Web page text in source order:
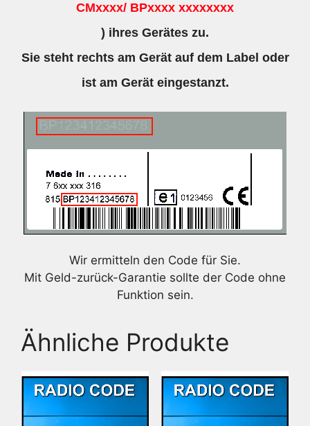
CMxxxx/ BPxxxx xxxxxxxx
) ihres Gerätes zu.
Sie steht rechts am Gerät auf dem Label oder
ist am Gerät eingestanzt.
Wir ermitteln den Code für Sie.
Mit Geld-zurück-Garantie sollte der Code ohne
Funktion sein.
Ähnliche Produkte